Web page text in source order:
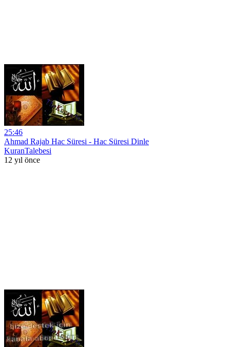
25:46
Ahmad Rajab Hac Süresi - Hac Süresi Dinle
KuranTalebesi
12 yıl önce